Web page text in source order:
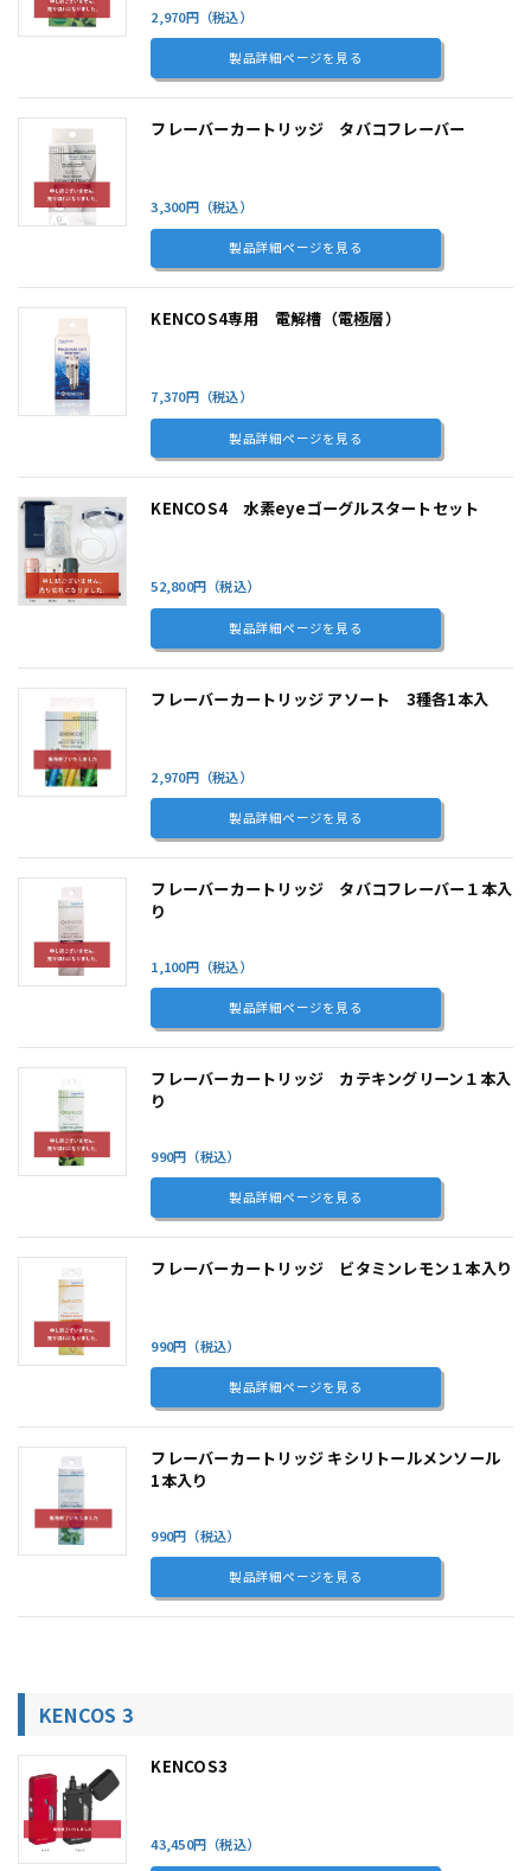
2,970円（税込）
製品詳細ページを見る
フレーバーカートリッジ タバコフレーバー
3,300円（税込）
製品詳細ページを見る
KENCOS4専用 電解槽（電極層）
7,370円（税込）
製品詳細ページを見る
KENCOS4 水素eyeゴーグルスタートセット
52,800円（税込）
製品詳細ページを見る
フレーバーカートリッジ アソート 3種各1本入
2,970円（税込）
製品詳細ページを見る
フレーバーカートリッジ タバコフレーバー１本入
り
1,100円（税込）
製品詳細ページを見る
フレーバーカートリッジ カテキングリーン１本入
り
990円（税込）
製品詳細ページを見る
フレーバーカートリッジ ビタミンレモン１本入り
990円（税込）
製品詳細ページを見る
フレーバーカートリッジ キシリトールメンソール
1本入り
990円（税込）
製品詳細ページを見る
KENCOS 3
KENCOS3
43,450円（税込）